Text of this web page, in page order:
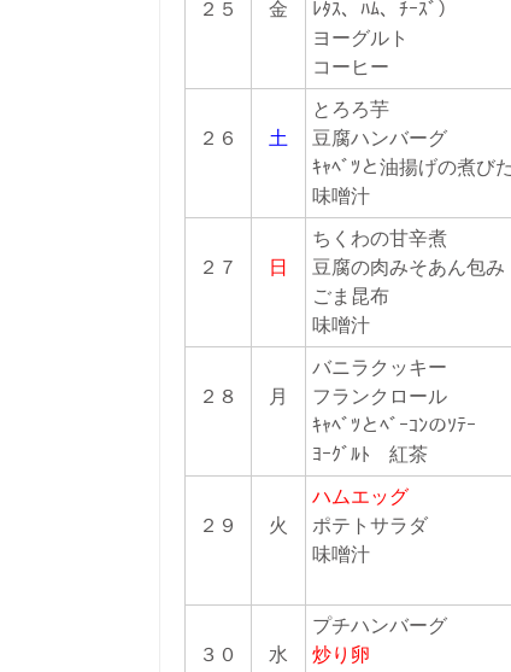
２５ 金
ﾚﾀｽ、ﾊﾑ、ﾁｰｽﾞ）
ヨーグルト
コーヒー
２６ 土
とろろ芋
豆腐ハンバーグ
ｷｬﾍﾞﾂと油揚げの煮び
味噌汁
２７ 日
ちくわの甘辛煮
豆腐の肉みそあん包み
ごま昆布
味噌汁
２８ 月
バニラクッキー
フランクロール
ｷｬﾍﾞﾂとﾍﾞｰｺﾝのｿﾃｰ
ﾖｰｸﾞﾙﾄ 紅茶
２９ 火
ハムエッグ
ポテトサラダ
味噌汁
３０ 水
プチハンバーグ
炒り卵